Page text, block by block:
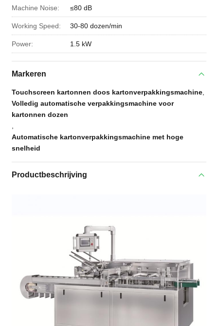
Machine Noise: ≤80 dB
Working Speed: 30-80 dozen/min
Power: 1.5 kW
Markeren
Touchscreen kartonnen doos kartonverpakkingsmachine
Volledig automatische verpakkingsmachine voor
kartonnen dozen
Automatische kartonverpakkingsmachine met hoge
snelheid
Productbeschrijving